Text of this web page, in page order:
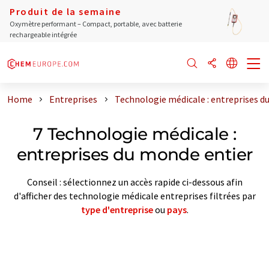
Produit de la semaine
Oxymètre performant – Compact, portable, avec batterie
rechargeable intégrée
Home Entreprises Technologie médicale : entreprises
7 Technologie médicale :
entreprises du monde entier
Conseil : sélectionnez un accès rapide ci-dessous afin
d'afficher des technologie médicale entreprises filtrées par
type d'entrepriseou pays.